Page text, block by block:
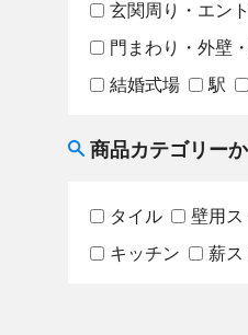
玄関周り・エン
門まわり・外壁
結婚式場
駅
商品カテゴリー
タイル 壁用ス
キッチン
薪ス